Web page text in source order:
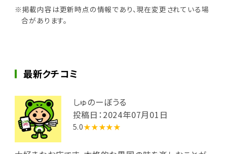
※掲載内容は更新時点の情報であり、現在変更されている場
合があります。
最新クチコミ
しゅのーぼうる
投稿日：2024年07月01日
5.0★★★★★